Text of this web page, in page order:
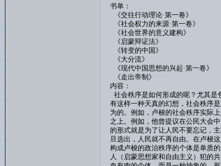
书单：
《交往行动理论·第一卷》
《社会权力的来源·第一卷》
《社会世界的意义建构》
《启蒙辩证法》
《转变的中国》
《大分流》
《现代中国思想的兴起·第一卷》
《走出帝制》
内容：
社会秩序是如何形成的呢？尤其是
有这样一种天真的幻想，社会秩序
为的。例如，卢梭的社会秩序实际
之上。例如，他曾提议在公民大会
的形式就是为了让人民不要忘记，
旦选出，人民就不再自由。在卢梭
构成卢梭的政治秩序的个体是单质
人（启蒙思想家和自由主义）犯的